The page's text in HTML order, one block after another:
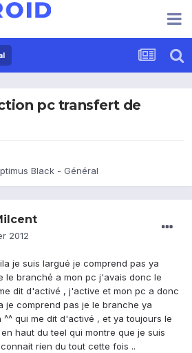
pc transfert de
Black - Général
2012
je suis largué je comprend pas ya
le branché a mon pc j'avais donc le
dit d'activé , j'active et mon pc a donc
je comprend pas je le branche ya
^^ qui me dit d'activé , et ya toujours le
haut du teel qui montre que je suis
rien du tout cette fois ..